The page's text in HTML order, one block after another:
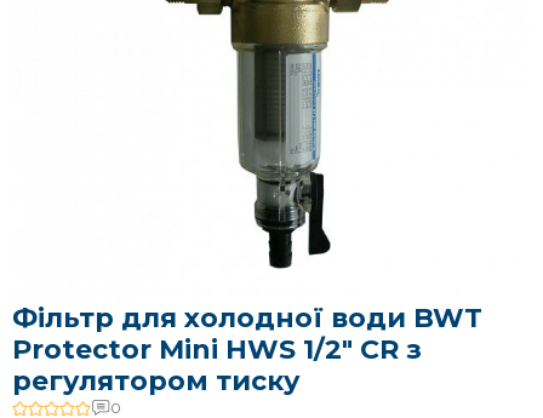
Фільтр для холодної води BWT
Protector Mini HWS 1/2" CR з
регулятором тиску
0